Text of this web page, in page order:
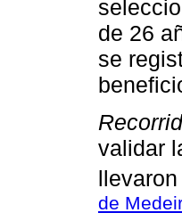
de 26
se
validar
de